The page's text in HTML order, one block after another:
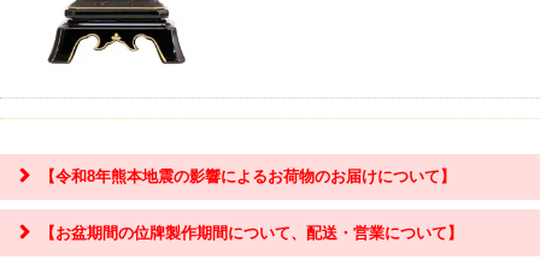
【令和8年熊本地震の影響によるお荷物のお届けについて】
【お盆期間の位牌製作期間について、配送・営業について】